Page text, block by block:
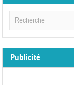
Publicité